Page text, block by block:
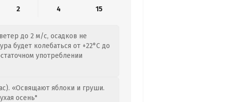
2 4 15
до 2 м/с, осадков не
будет колебаться от +22°C до
употреблении
«Освящают яблоки и груши.
осень"